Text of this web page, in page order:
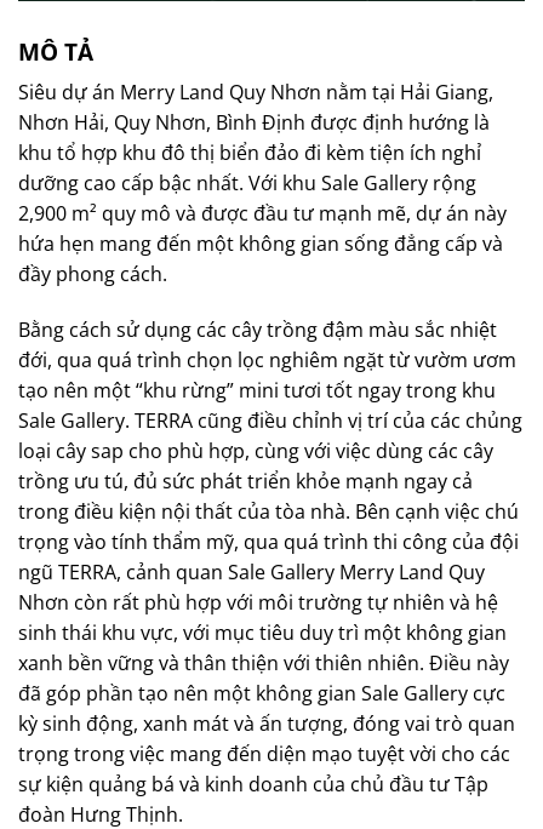
MÔ TẢ
Siêu dự án Merry Land Quy Nhơn nằm tại Hải Giang,
Nhơn Hải, Quy Nhơn, Bình Định được định hướng là
khu tổ hợp khu đô thị biển đảo đi kèm tiện ích nghỉ
dưỡng cao cấp bậc nhất. Với khu Sale Gallery rộng
2,900 m² quy mô và được đầu tư mạnh mẽ, dự án này
hứa hẹn mang đến một không gian sống đẳng cấp và
đầy phong cách.
Bằng cách sử dụng các cây trồng đậm màu sắc nhiệt
đới, qua quá trình chọn lọc nghiêm ngặt từ vườm ươm
tạo nên một “khu rừng” mini tươi tốt ngay trong khu
Sale Gallery. TERRA cũng điều chỉnh vị trí của các chủng
loại cây sap cho phù hợp, cùng với việc dùng các cây
trồng ưu tú, đủ sức phát triển khỏe mạnh ngay cả
trong điều kiện nội thất của tòa nhà. Bên cạnh việc chú
trọng vào tính thẩm mỹ, qua quá trình thi công của đội
ngũ TERRA, cảnh quan Sale Gallery Merry Land Quy
Nhơn còn rất phù hợp với môi trường tự nhiên và hệ
sinh thái khu vực, với mục tiêu duy trì một không gian
xanh bền vững và thân thiện với thiên nhiên. Điều này
đã góp phần tạo nên một không gian Sale Gallery cực
kỳ sinh động, xanh mát và ấn tượng, đóng vai trò quan
trọng trong việc mang đến diện mạo tuyệt vời cho các
sự kiện quảng bá và kinh doanh của chủ đầu tư Tập
đoàn Hưng Thịnh.